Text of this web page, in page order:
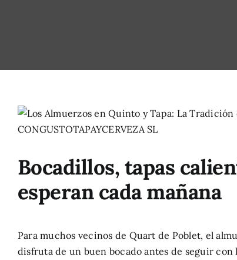
Ver
imagen
grande
Bocadillos, tapas
esperan cada mañana
Para muchos vecinos de Quart de Poblet, el
disfruta de un buen bocado antes de seguir